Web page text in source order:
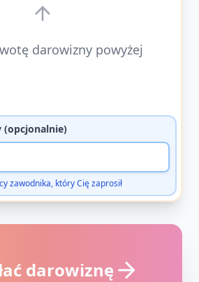
darowizny powyżej
(opcjonalnie)
zawodnika, który Cię zaprosił
darowiznę